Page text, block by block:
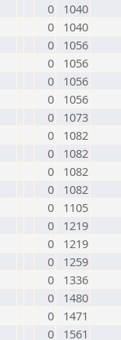
0
1040
0
1040
0
1056
0
1056
0
1056
0
1056
0
1073
0
1082
0
1082
0
1082
0
1082
0
1105
0
1219
0
1219
0
1259
0
1336
0
1480
0
1471
0
1561